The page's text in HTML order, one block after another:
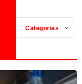
Categorias